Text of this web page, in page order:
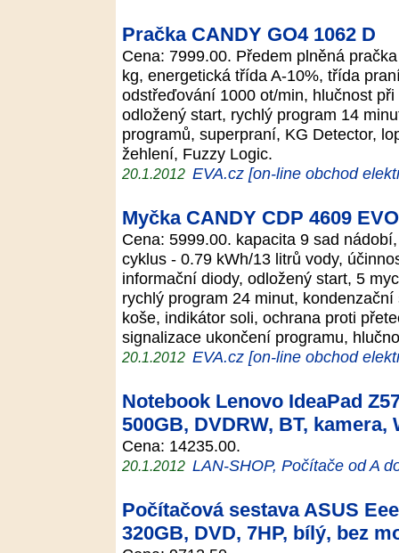
Pračka CANDY GO4 1062 D
Cena: 7999.00. Předem plněná
kg, energetická třída A-10%, třída
odstřeďování 1000 ot/min, hlučnost
odložený start, rychlý program 14
programů, superpraní, KG Detector,
žehlení, Fuzzy Logic.
20.1.2012 EVA.cz [on-line obchod
Myčka CANDY CDP 4609
Cena: 5999.00. kapacita 9 sad
cyklus - 0.79 kWh/13 litrů vody,
informační diody, odložený start, 5
rychlý program 24 minut,
koše, indikátor soli, ochrana proti
signalizace ukončení programu,
20.1.2012 EVA.cz [on-line obchod
Notebook Lenovo IdeaPad
500GB, DVDRW, BT,
Cena: 14235.00.
20.1.2012 LAN-SHOP, Počítače od A
Počítačová sestava ASUS
320GB, DVD, 7HP, bílý, bez